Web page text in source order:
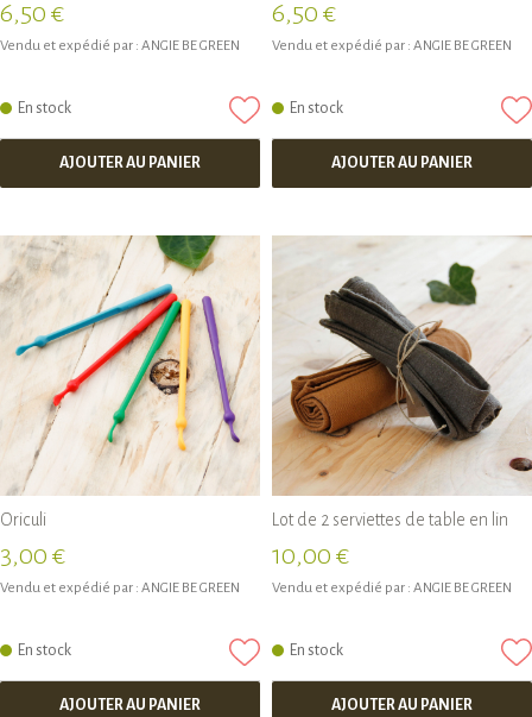
6,50 €
Vendu et expédié par : ANGIE BE GREEN
En stock
AJOUTER AU PANIER
6,50 €
Vendu et expédié par : ANGIE BE GREEN
En stock
AJOUTER AU PANIER
Oriculi
3,00 €
Vendu et expédié par : ANGIE BE GREEN
En stock
AJOUTER AU PANIER
Lot de 2 serviettes de table en lin
10,00 €
Vendu et expédié par : ANGIE BE GREEN
En stock
AJOUTER AU PANIER